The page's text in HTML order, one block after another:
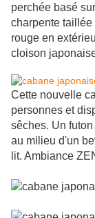
perchée basé
charpente
rouge en
cloison
Cette nouvelle
personnes et
sêches. Un
au milieu d'un
lit. Ambiance